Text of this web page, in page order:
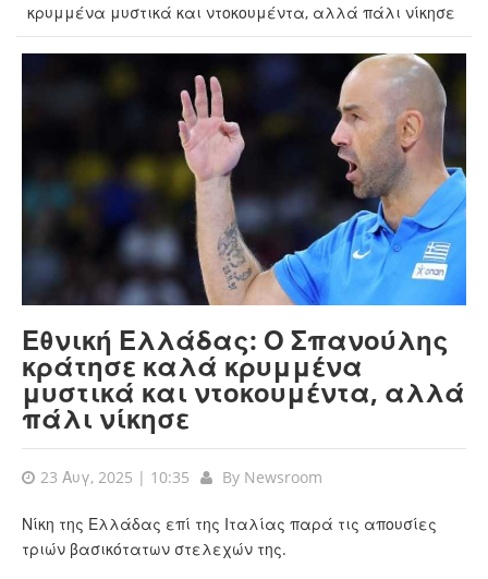
κρυμμένα μυστικά και ντοκουμέντα, αλλά πάλι νίκησε
Εθνική Ελλάδας: Ο Σπανούλης
κράτησε καλά κρυμμένα
μυστικά και ντοκουμέντα, αλλά
πάλι νίκησε
23 Αυγ, 2025 | 10:35 By Newsroom
Νίκη της Ελλάδας επί της Ιταλίας παρά τις απουσίες
τριών βασικότατων στελεχών της.